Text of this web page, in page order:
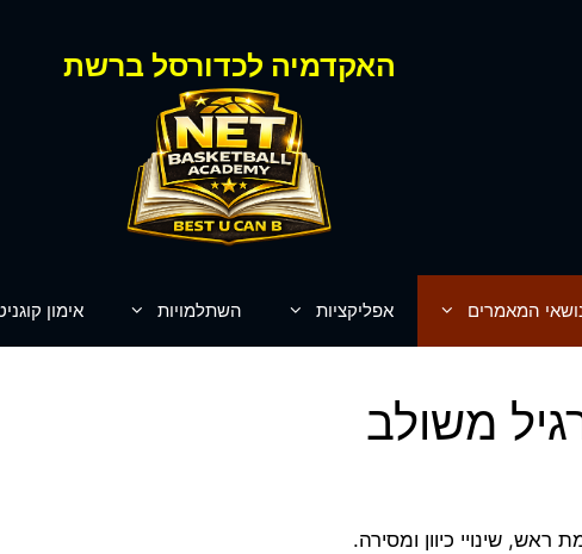
האקדמיה לכדורסל ברשת
המאמרים אפליקציות השתלמויות אימון
משולב
שינויי כיוון ומסירה.